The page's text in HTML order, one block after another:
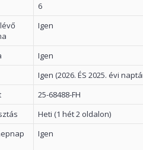
6
Igen
Igen
Igen (2026. ÉS 2025. évi
25-68488-FH
Heti (1 hét 2 oldalon)
Igen